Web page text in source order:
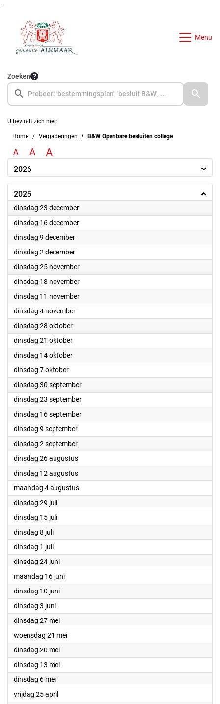
Menu
Zoeken
U bevindt zich hier:
Home Vergaderingen B&W Openbare besluiten college
A A A
2026
2025
dinsdag 23 december2025
dinsdag 16 december2025
dinsdag 9 december2025
dinsdag 2 december2025
dinsdag 25 november2025
dinsdag 18 november2025
dinsdag 11 november2025
dinsdag 4 november2025
dinsdag 28 oktober2025
dinsdag 21 oktober2025
dinsdag 14 oktober2025
dinsdag 7 oktober2025
dinsdag 30 september2025
dinsdag 23 september2025
dinsdag 16 september2025
dinsdag 9 september2025
dinsdag 2 september2025
dinsdag 26 augustus2025
dinsdag 12 augustus2025
maandag 4 augustus2025
dinsdag 29 juli2025
dinsdag 15 juli2025
dinsdag 8 juli2025
dinsdag 1 juli2025
dinsdag 24 juni2025
maandag 16 juni2025
dinsdag 10 juni2025
dinsdag 3 juni2025
dinsdag 27 mei2025
woensdag 21 mei2025
dinsdag 20 mei2025
dinsdag 13 mei2025
dinsdag 6 mei2025
vrijdag 25 april2025